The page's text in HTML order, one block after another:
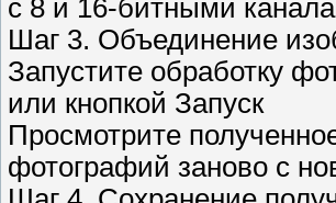
с 8 и 16-битными
Шаг 3. Объединение
Запустите обработку
или кнопкой Запуск
Просмотрите
фотографий заново с